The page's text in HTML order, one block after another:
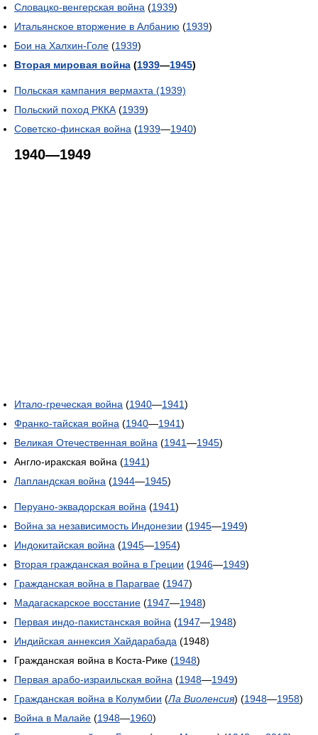
Словацко-венгерская война (1939)
Итальянское вторжение в Албанию (1939)
Бои на Халхин-Голе (1939)
Вторая мировая война (1939—1945)
Польская кампания вермахта (1939)
Польский поход РККА(1939)
Советско-финская война (1939—1940)
1940—1949
Итало-греческая война (1940—1941)
Франко-тайская война (1940—1941)
Великая Отечественная война (1941—1945)
Англо-иракская война (1941)
Лапландская война (1944—1945)
Перуано-эквадорская война (1941)
Война за независимость Индонезии (1945—1949)
Индокитайская война (1945—1954)
Вторая гражданская война в Греции (1946—1949)
Гражданская война в Парагвае (1947)
Мадагаскарское восстание (1947—1948)
Первая индо-пакистанская война (1947—1948)
Индийская аннексия Хайдарабада (1948)
Гражданская война в Коста-Рике (1948)
Первая арабо-израильская война (1948—1949)
Гражданская война в Колумбии (Ла Виоленсия) (1948—1958)
Война в Малайе (1948—1960)